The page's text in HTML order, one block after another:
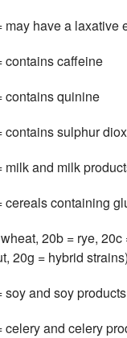
have a laxative
caffeine
quinine
and milk
20b = rye,
20g = hybrid strains)
and soy products
and celery